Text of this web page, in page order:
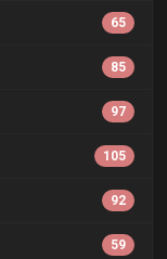
65
85
97
105
92
59